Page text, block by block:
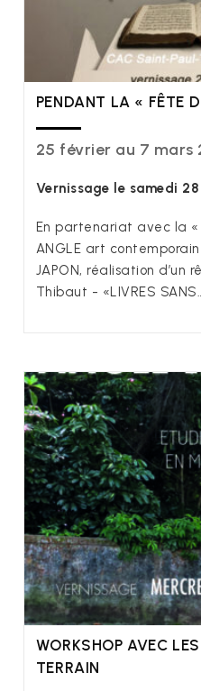
PENDANT LA « FÊTE
25 février au 7 mars
Vernissage le samedi
En partenariat avec la «
ANGLE art contemporain
JAPON, réalisation d’un
Thibaut - «LIVRES
WORKSHOP AVEC
TERRAIN